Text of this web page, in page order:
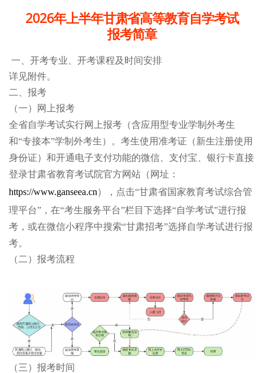
2026年上半年甘肃省高等教育自学考试
报考简章
一、 开考专业、开考课程及时间安排
详见附件。
二、报考
（一）网上报考
全省自学考试实行网上报考（含应用型专业学制外考生
和“专接本”学制外考生）。考生使用准考证（新生注册使用
身份证）和开通电子支付功能的微信、支付宝、银行卡直接
登录甘肃省教育考试院官方网站（网址：
https://www.ganseea.cn），点击“甘肃省国家教育考试综合管
理平台”，在“考生服务平台”栏目下选择“自学考试”进行报
考，或在微信小程序中搜索“甘肃招考”选择自学考试进行报
考。
（二）报考流程
（三）报考时间